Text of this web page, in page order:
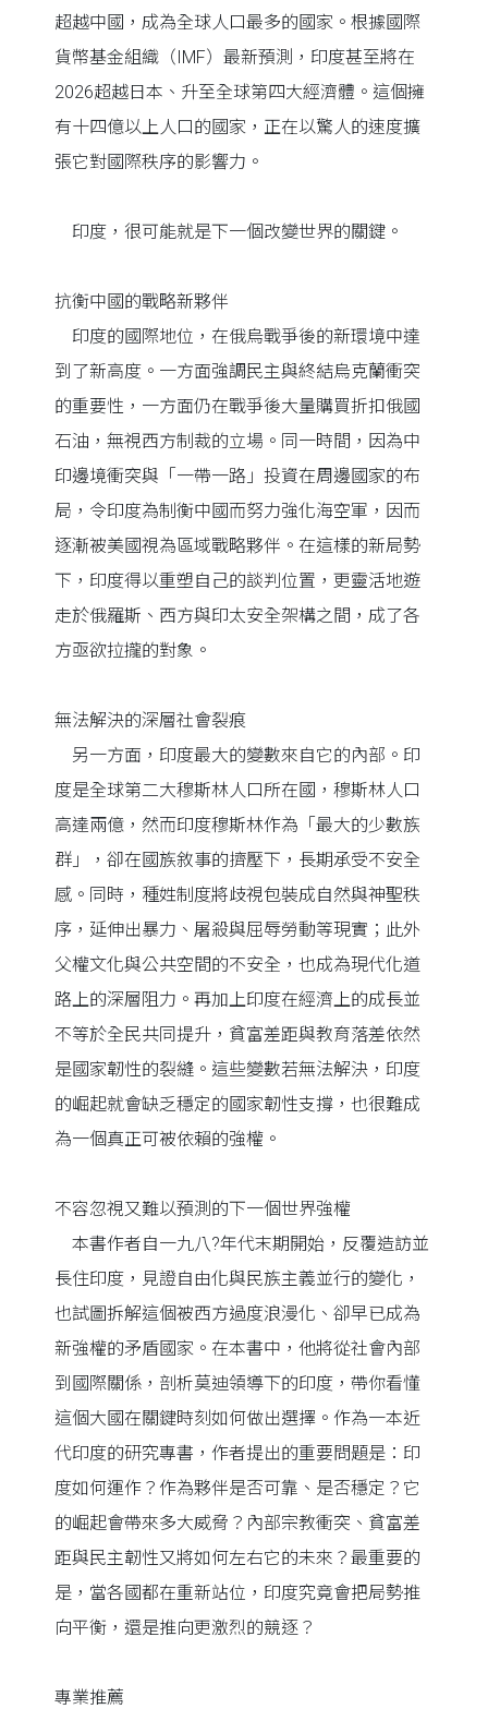
超越中國，成為全球人口最多的國家。根據國際
貨幣基金組織（IMF）最新預測，印度甚至將在
2026超越日本、升至全球第四大經濟體。這個擁
有十四億以上人口的國家，正在以驚人的速度擴
張它對國際秩序的影響力。
印度，很可能就是下一個改變世界的關鍵。
抗衡中國的戰略新夥伴
印度的國際地位，在俄烏戰爭後的新環境中達
到了新高度。一方面強調民主與終結烏克蘭衝突
的重要性，一方面仍在戰爭後大量購買折扣俄國
石油，無視西方制裁的立場。同一時間，因為中
印邊境衝突與「一帶一路」投資在周邊國家的布
局，令印度為制衡中國而努力強化海空軍，因而
逐漸被美國視為區域戰略夥伴。在這樣的新局勢
下，印度得以重塑自己的談判位置，更靈活地遊
走於俄羅斯、西方與印太安全架構之間，成了各
方亟欲拉攏的對象。
無法解決的深層社會裂痕
另一方面，印度最大的變數來自它的內部。印
度是全球第二大穆斯林人口所在國，穆斯林人口
高達兩億，然而印度穆斯林作為「最大的少數族
群」，卻在國族敘事的擠壓下，長期承受不安全
感。同時，種姓制度將歧視包裝成自然與神聖秩
序，延伸出暴力、屠殺與屈辱勞動等現實；此外
父權文化與公共空間的不安全，也成為現代化道
路上的深層阻力。再加上印度在經濟上的成長並
不等於全民共同提升，貧富差距與教育落差依然
是國家韌性的裂縫。這些變數若無法解決，印度
的崛起就會缺乏穩定的國家韌性支撐，也很難成
為一個真正可被依賴的強權。
不容忽視又難以預測的下一個世界強權
本書作者自一九八?年代末期開始，反覆造訪並
長住印度，見證自由化與民族主義並行的變化，
也試圖拆解這個被西方過度浪漫化、卻早已成為
新強權的矛盾國家。在本書中，他將從社會內部
到國際關係，剖析莫迪領導下的印度，帶你看懂
這個大國在關鍵時刻如何做出選擇。作為一本近
代印度的研究專書，作者提出的重要問題是：印
度如何運作？作為夥伴是否可靠、是否穩定？它
的崛起會帶來多大威脅？內部宗教衝突、貧富差
距與民主韌性又將如何左右它的未來？最重要的
是，當各國都在重新站位，印度究竟會把局勢推
向平衡，還是推向更激烈的競逐？
專業推薦